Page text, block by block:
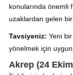
konularında önemli
uzaklardan gelen
Tavsiyeniz: Yeni
yönelmek için
Akrep (24